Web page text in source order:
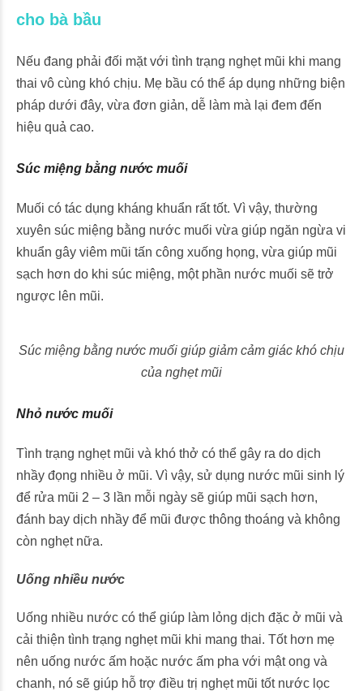
cho bà bầu
Nếu đang phải đối mặt với tình trạng nghẹt mũi khi mang
thai vô cùng khó chịu. Mẹ bầu có thể áp dụng những biện
pháp dưới đây, vừa đơn giản, dễ làm mà lại đem đến
hiệu quả cao.
Súc miệng bằng nước muối
Muối có tác dụng kháng khuẩn rất tốt. Vì vậy, thường
xuyên súc miệng bằng nước muối vừa giúp ngăn ngừa vi
khuẩn gây viêm mũi tấn công xuống họng, vừa giúp mũi
sạch hơn do khi súc miệng, một phần nước muối sẽ trở
ngược lên mũi.
Súc miệng bằng nước muối giúp giảm cảm giác khó chịu
của nghẹt mũi
Nhỏ nước muối
Tình trạng nghẹt mũi và khó thở có thể gây ra do dịch
nhầy đọng nhiều ở mũi. Vì vậy, sử dụng nước mũi sinh lý
để rửa mũi 2 – 3 lần mỗi ngày sẽ giúp mũi sạch hơn,
đánh bay dịch nhầy để mũi được thông thoáng và không
còn nghẹt nữa.
Uống nhiều nước
Uống nhiều nước có thể giúp làm lỏng dịch đặc ở mũi và
cải thiện tình trạng nghẹt mũi khi mang thai. Tốt hơn mẹ
nên uống nước ấm hoặc nước ấm pha với mật ong và
chanh, nó sẽ giúp hỗ trợ điều trị nghẹt mũi tốt nước lọc